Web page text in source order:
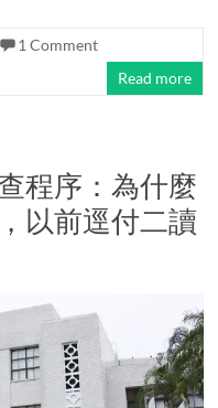
1 Comment
Read more
程序：為什麼
以前逕付二讀